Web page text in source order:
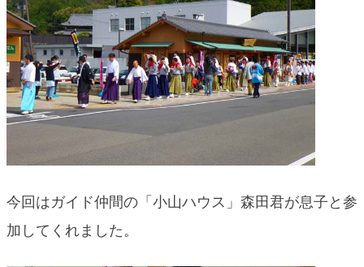
今回はガイド仲間の「小山ハウス」森田君が息子と参
加してくれました。